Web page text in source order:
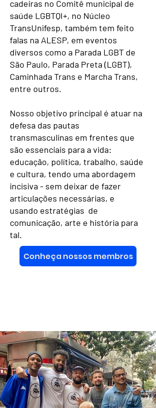
cadeiras no Comitê municipal de
saúde LGBTQI+, no Núcleo
TransUnifesp, também tem feito
falas na ALESP, em eventos
diversos como a Parada LGBT de
São Paulo, Parada Preta (LGBT),
Caminhada Trans e Marcha Trans,
entre outros.
Nosso objetivo principal é atuar na
defesa das pautas
transmasculinas em frentes que
são essenciais para a vida:
educação, política, trabalho, saúde
e cultura, tendo uma abordagem
incisiva - sem deixar de fazer
articulações necessárias, e
usando estratégias de
comunicação, arte e história para
tal.
Conheça nossos membros